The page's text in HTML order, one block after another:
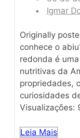
Igmar
Originally
conhece o
redonda é
nutritivas da
propriedades,
curiosidades
Visualizações:
Leia Mais